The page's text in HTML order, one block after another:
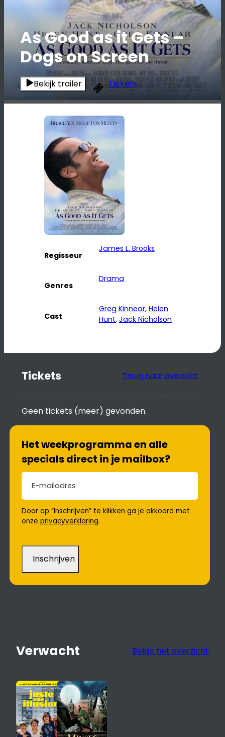
As Good as it Gets –
Dogs on Screen
Bekijk trailer Tickets
Regisseur
James L. Brooks
Genres
Drama
Cast
Greg Kinnear, Helen
Hunt, Jack Nicholson
Tickets Terug naar overzicht
Geen tickets (meer) gevonden.
Het weekprogramma en alle
specials direct in je mailbox?
E-mailadres
Door op “Inschrijven” te klikken ga je akkoord met
onzeprivacyverklaring.
Verwacht Bekijk het overzicht